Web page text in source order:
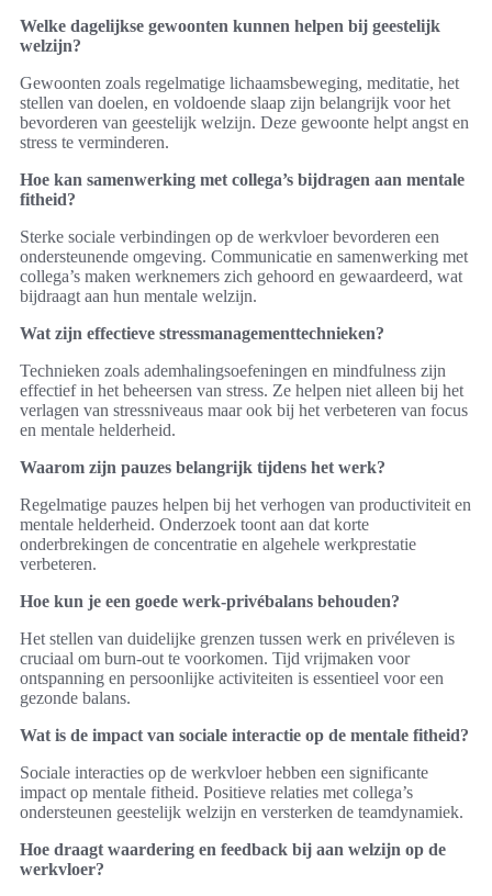
Welke dagelijkse gewoonten kunnen helpen bij geestelijk
welzijn?
Gewoonten zoals regelmatige lichaamsbeweging, meditatie, het
stellen van doelen, en voldoende slaap zijn belangrijk voor het
bevorderen van geestelijk welzijn. Deze gewoonte helpt angst en
stress te verminderen.
Hoe kan samenwerking met collega’s bijdragen aan mentale
fitheid?
Sterke sociale verbindingen op de werkvloer bevorderen een
ondersteunende omgeving. Communicatie en samenwerking met
collega’s maken werknemers zich gehoord en gewaardeerd, wat
bijdraagt aan hun mentale welzijn.
Wat zijn effectieve stressmanagementtechnieken?
Technieken zoals ademhalingsoefeningen en mindfulness zijn
effectief in het beheersen van stress. Ze helpen niet alleen bij het
verlagen van stressniveaus maar ook bij het verbeteren van focus
en mentale helderheid.
Waarom zijn pauzes belangrijk tijdens het werk?
Regelmatige pauzes helpen bij het verhogen van productiviteit en
mentale helderheid. Onderzoek toont aan dat korte
onderbrekingen de concentratie en algehele werkprestatie
verbeteren.
Hoe kun je een goede werk-privébalans behouden?
Het stellen van duidelijke grenzen tussen werk en privéleven is
cruciaal om burn-out te voorkomen. Tijd vrijmaken voor
ontspanning en persoonlijke activiteiten is essentieel voor een
gezonde balans.
Wat is de impact van sociale interactie op de mentale fitheid?
Sociale interacties op de werkvloer hebben een significante
impact op mentale fitheid. Positieve relaties met collega’s
ondersteunen geestelijk welzijn en versterken de teamdynamiek.
Hoe draagt waardering en feedback bij aan welzijn op de
werkvloer?